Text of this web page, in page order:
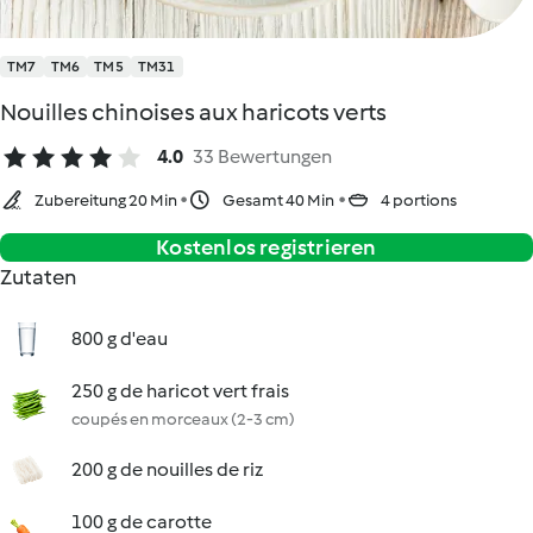
TM7 TM6 TM5 TM31
Nouilles chinoises aux haricots verts
4.0 33 Bewertungen
Zubereitung 20 Min Gesamt 40 Min 4 portions
Kostenlos registrieren
Zutaten
800 g d'eau
250 g de haricot vert frais
coupés en morceaux (2-3 cm)
200 g de nouilles de riz
100 g de carotte